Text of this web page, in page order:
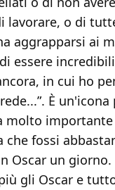
lavorare, o di
aggrapparsi ai
essere
in cui ho
È un'icona
molto
che fossi
Oscar un giorno.
gli Oscar e